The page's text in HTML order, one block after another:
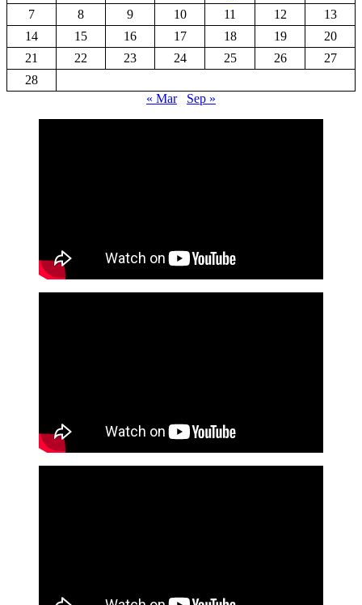
7
8 9 10 11 12
13
14
15 16 17 18 19
20
21
22 23 24 25 26
27
28
« Mar
Sep »